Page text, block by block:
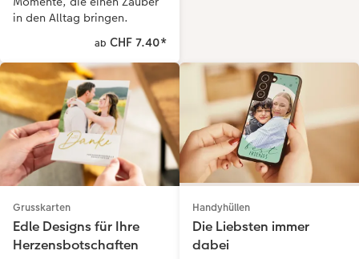
in den Alltag bringen.
ab CHF 7.40*
Grusskarten
Edle Designs für Ihre
Herzensbotschaften
Handyhüllen
Die Liebsten immer
dabei